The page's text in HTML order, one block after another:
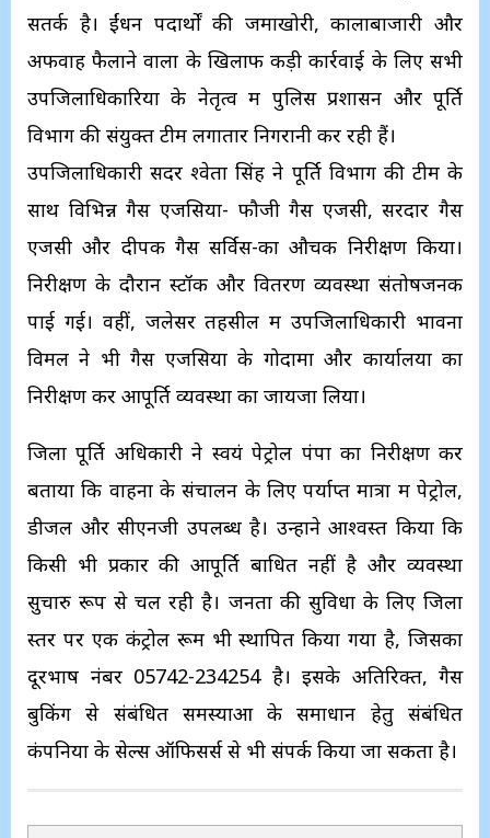
सतर्क है। ईंधन पदार्थों की जमाखोरी, कालाबाजारी और
अफवाह फैलाने वालों के खिलाफ कड़ी कार्रवाई के लिए सभी
उपजिलाधिकारियों के नेतृत्व में पुलिस प्रशासन और पूर्ति
विभाग की संयुक्त टीमें लगातार निगरानी कर रही हैं।
उपजिलाधिकारी सदर श्वेता सिंह ने पूर्ति विभाग की टीम के
साथ विभिन्न गैस एजेंसियों- फौजी गैस एजेंसी, सरदार गैस
एजेंसी और दीपक गैस सर्विस-का औचक निरीक्षण किया।
निरीक्षण के दौरान स्टॉक और वितरण व्यवस्था संतोषजनक
पाई गई। वहीं, जलेसर तहसील में उपजिलाधिकारी भावना
विमल ने भी गैस एजेंसियों के गोदामों और कार्यालयों का
निरीक्षण कर आपूर्ति व्यवस्था का जायजा लिया।
जिला पूर्ति अधिकारी ने स्वयं पेट्रोल पंपों का निरीक्षण कर
बताया कि वाहनों के संचालन के लिए पर्याप्त मात्रा में पेट्रोल,
डीजल और सीएनजी उपलब्ध है। उन्होंने आश्वस्त किया कि
किसी भी प्रकार की आपूर्ति बाधित नहीं है और व्यवस्था
सुचारु रूप से चल रही है। जनता की सुविधा के लिए जिला
स्तर पर एक कंट्रोल रूम भी स्थापित किया गया है, जिसका
दूरभाष नंबर 05742-234254 है। इसके अतिरिक्त, गैस
बुकिंग से संबंधित समस्याओं के समाधान हेतु संबंधित
कंपनियों के सेल्स ऑफिसर्स से भी संपर्क किया जा सकता है।